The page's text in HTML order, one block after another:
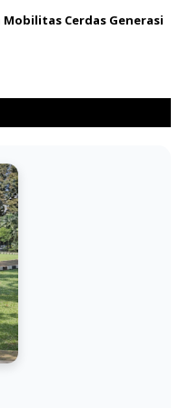
Cerdas Generasi